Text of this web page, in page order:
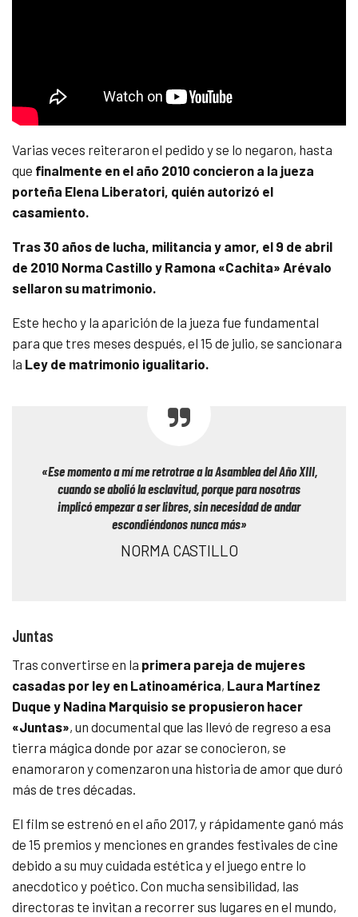
Varias veces reiteraron el pedido y se lo negaron, hasta
que finalmente en el año 2010 concieron a la jueza
porteña Elena Liberatori, quién autorizó el
casamiento.
Tras 30 años de lucha, militancia y amor, el 9 de abril
de 2010 Norma Castillo y Ramona «Cachita» Arévalo
sellaron su matrimonio.
Este hecho y la aparición de la jueza fue fundamental
para que tres meses después, el 15 de julio, se sancionara
la Ley de matrimonio igualitario.
«Ese momento a mí me retrotrae a la Asamblea del Año XIII,
cuando se abolió la esclavitud, porque para nosotras
implicó empezar a ser libres, sin necesidad de andar
escondiéndonos nunca más»
NORMA CASTILLO
Juntas
Tras convertirse en la primera pareja de mujeres
casadas por ley en Latinoamérica, Laura Martínez
Duque y Nadina Marquisio se propusieron hacer
«Juntas», un documental que las llevó de regreso a esa
tierra mágica donde por azar se conocieron, se
enamoraron y comenzaron una historia de amor que duró
más de tres décadas.
El film se estrenó en el año 2017, y rápidamente ganó más
de 15 premios y menciones en grandes festivales de cine
debido a su muy cuidada estética y el juego entre lo
anecdotico y poético. Con mucha sensibilidad, las
directoras te invitan a recorrer sus lugares en el mundo,